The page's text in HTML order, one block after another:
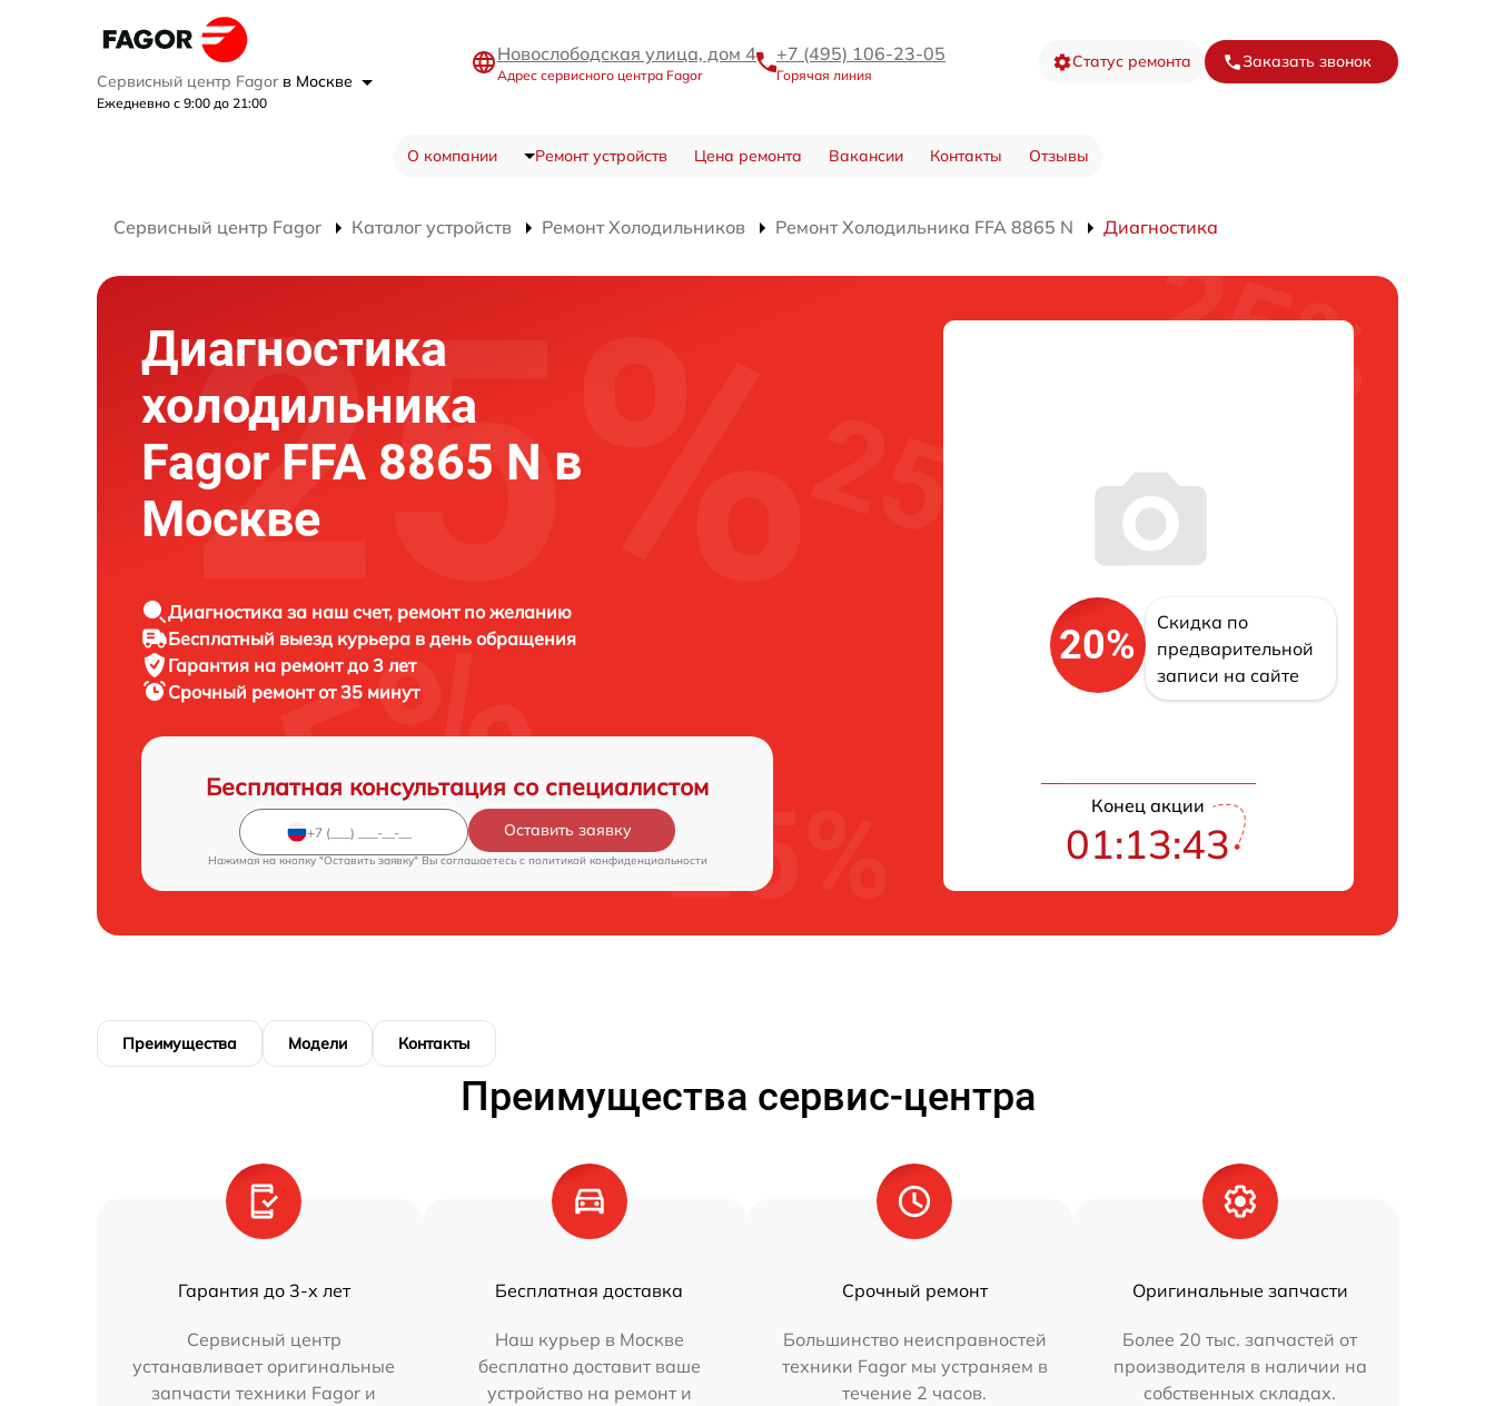
Сервисный центр Fagor в Москве
Ежедневно с 9:00 до 21:00
Новослободская улица, дом 4
Адрес сервисного центра Fagor
+7 (495) 106-23-05
Горячая линия
Статус ремонта Заказать звонок
О компании Ремонт устройств Цена ремонта Вакансии Контакты Отзывы
Сервисный центр Fagor Каталог устройств Ремонт Холодильников Ремонт Холодильника FFA 8865 N Диагностика
Диагностика
холодильника
Fagor FFA 8865 N в
Москве
Диагностика за наш счет, ремонт по желанию
Бесплатный выезд курьера в день обращения
Гарантия на ремонт до 3 лет
Срочный ремонт от 35 минут
Бесплатная консультация со специалистом
Оставить заявку
Нажимая на кнопку "Оставить заявку" Вы соглашаетесь c политикой конфиденциальности
20%
Скидка по
предварительной
записи на сайте
Конец акции
01:13:43
Преимущества Модели Контакты
Преимущества сервис-центра
Гарантия до 3-х лет
Сервисный центр
устанавливает оригинальные
запчасти техники Fagor и
Бесплатная доставка
Наш курьер в Москве
бесплатно доставит ваше
устройство на ремонт и
Срочный ремонт
Большинство неисправностей
техники Fagor мы устраняем в
течение 2 часов.
Оригинальные запчасти
Более 20 тыс. запчастей от
производителя в наличии на
собственных складах.